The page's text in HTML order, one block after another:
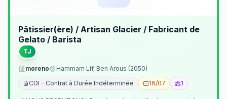
Pâtissier(ère) / Artisan Glacier / Fabricant de
Gelato / Barista
TJ
moreno
Hammam Lif, Ben Arous (2050)
CDI - Contrat à Durée Indéterminée
16/07 1